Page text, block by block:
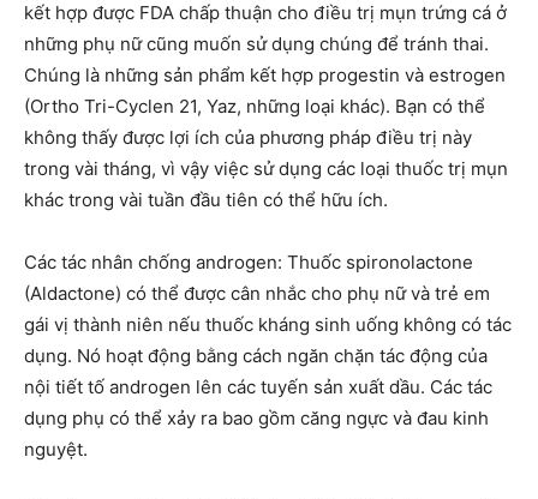
kết hợp được FDA chấp thuận cho điều trị mụn trứng cá ở
những phụ nữ cũng muốn sử dụng chúng để tránh thai.
Chúng là những sản phẩm kết hợp progestin và estrogen
(Ortho Tri-Cyclen 21, Yaz, những loại khác). Bạn có thể
không thấy được lợi ích của phương pháp điều trị này
trong vài tháng, vì vậy việc sử dụng các loại thuốc trị mụn
khác trong vài tuần đầu tiên có thể hữu ích.
Các tác nhân chống androgen: Thuốc spironolactone
(Aldactone) có thể được cân nhắc cho phụ nữ và trẻ em
gái vị thành niên nếu thuốc kháng sinh uống không có tác
dụng. Nó hoạt động bằng cách ngăn chặn tác động của
nội tiết tố androgen lên các tuyến sản xuất dầu. Các tác
dụng phụ có thể xảy ra bao gồm căng ngực và đau kinh
nguyệt.